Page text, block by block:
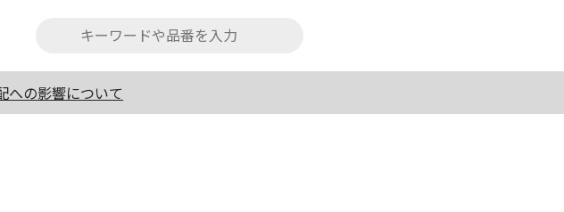
への影響について